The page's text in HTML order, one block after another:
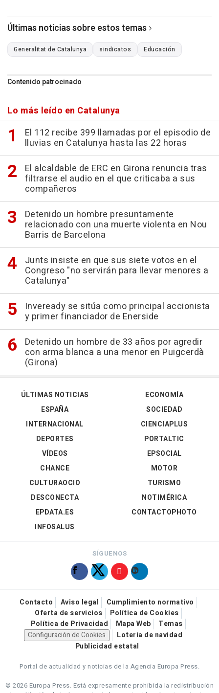
Últimas noticias sobre estos temas
Generalitat de Catalunya sindicatos Educación
Contenido patrocinado
Lo más leído en Catalunya
El 112 recibe 399 llamadas por el episodio de
lluvias en Catalunya hasta las 22 horas
El alcaldable de ERC en Girona renuncia tras
filtrarse el audio en el que criticaba a sus
compañeros
Detenido un hombre presuntamente
relacionado con una muerte violenta en Nou
Barris de Barcelona
Junts insiste en que sus siete votos en el
Congreso "no servirán para llevar menores a
Catalunya"
Inveready se sitúa como principal accionista
y primer financiador de Enerside
Detenido un hombre de 33 años por agredir
con arma blanca a una menor en Puigcerdà
(Girona)
ÚLTIMAS NOTICIAS
ESPAÑA
INTERNACIONAL
DEPORTES
VÍDEOS
ECONOMÍA
SOCIEDAD
CIENCIAPLUS
PORTALTIC
EPSOCIAL
CHANCE
CULTURAOCIO
DESCONECTA
EPDATA.ES
INFOSALUS
MOTOR
TURISMO
NOTIMÉRICA
CONTACTOPHOTO
SÍGUENOS
Contacto Aviso legal
Cumplimiento normativo
Oferta de servicios
Política de Cookies
Política de Privacidad
Mapa Web
Temas
Configuración de Cookies
Loteria de navidad
Publicidad estatal
Portal de actualidad y noticias de la Agencia Europa Press.
© 2026 Europa Press. Está expresamente prohibida la redistribución